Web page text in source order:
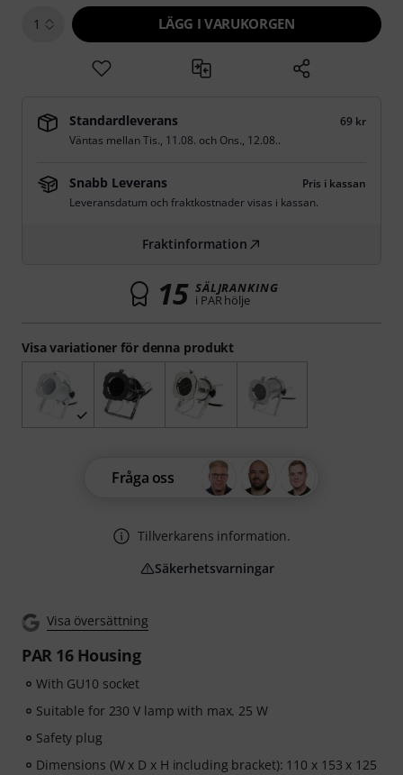
Visa översättning
PAR 16 Housing
With GU10 socket
Suitable for 230 V lamp with max. 25 W
Safety plug
Dimensions (W x D x H including bracket): 110 x 153 x 125
Visa variationer för denna produkt
1 LÄGG I VARUKORGEN
Standardleverans
69 kr
Väntas mellanTis., 11.08. och Ons., 12.08..
Snabb Leverans
Pris i kassan
Leveransdatum och fraktkostnader visas i kassan.
Fraktinformation
15 SÄLJRANKING
i PAR hölje
Fråga oss
Tillverkarens information.
Säkerhetsvarningar